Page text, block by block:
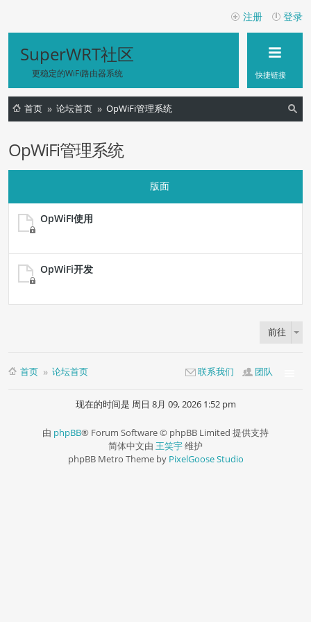
登录
注册
SuperWRT社区
更稳定的WiFi路由器系统 快捷链接
首页 论坛首页
OpWiFi管理系统
OpWiFi管理系统
版面
OpWiFI使用
OpWiFi开发
前往
首页 论坛首页 团队
联系我们
现在的时间是 周日 8月 09, 2026 1:52 pm
由 phpBB® Forum Software © phpBB Limited 提供支持
简体中文由 王笑宇维护
phpBB Metro Theme by PixelGoose Studio